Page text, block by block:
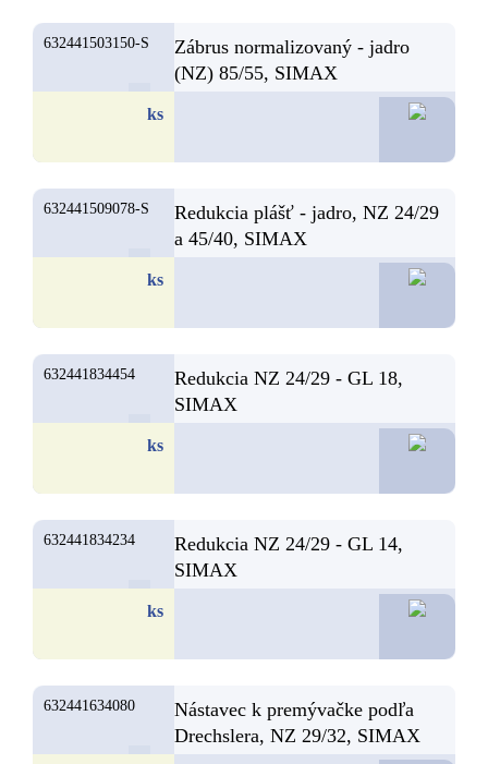
632441503150-S
Zábrus normalizovaný - jadro
(NZ) 85/55, SIMAX
ks
632441509078-S
Redukcia plášť - jadro, NZ 24/29
a 45/40, SIMAX
ks
632441834454
Redukcia NZ 24/29 - GL 18,
SIMAX
ks
632441834234
Redukcia NZ 24/29 - GL 14,
SIMAX
ks
632441634080
Nástavec k premývačke podľa
Drechslera, NZ 29/32, SIMAX